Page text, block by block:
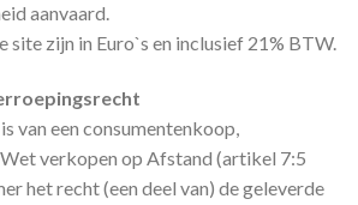
aanvaard.
site zijn in Euro`s en inclusief 21% BTW.
van een consumentenkoop,
verkopen op Afstand (artikel 7:5
het recht (een deel van) de geleverde